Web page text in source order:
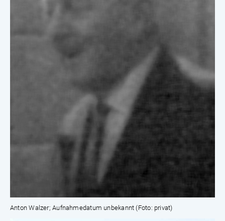
Anton Walzer; Aufnahmedatum unbekannt (Foto: privat)